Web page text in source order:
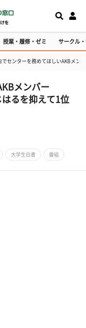
授業・履修・ゼミ サークル
でセンターを務めてほしいAKBメン
メンバー
るを抑えて1位
大学生白書 番組